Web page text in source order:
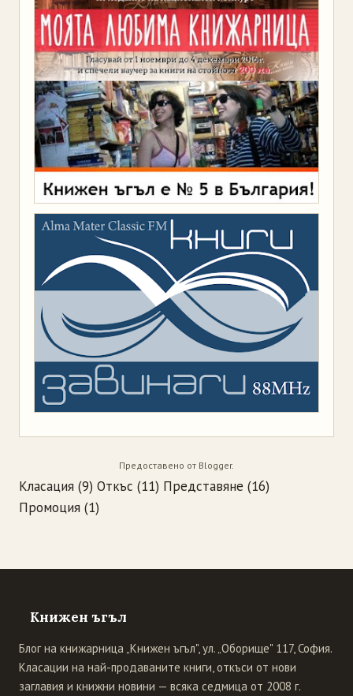
Предоставено от Blogger.
Класация (9) Откъс (11) Представяне (16)
Промоция (1)
Книжен ъгъл
Блог на книжарница „Книжен ъгъл", ул. „Оборище" 117, София.
Класации на най-продаваните книги, откъси от нови
заглавия и книжни новини — всяка седмица от 2008 г.